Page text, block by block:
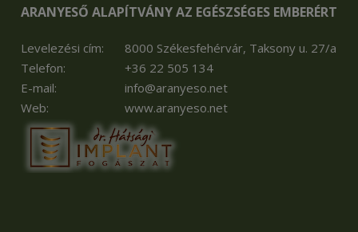
ARANYESŐ ALAPÍTVÁNY AZ EGÉSZSÉGES EMBERÉRT
Levelezési cím:
8000 Székesfehérvár, Taksony u. 27/a
Telefon:
+36 22 505 134
E-mail:
info@aranyeso.net
Web:
www.aranyeso.net